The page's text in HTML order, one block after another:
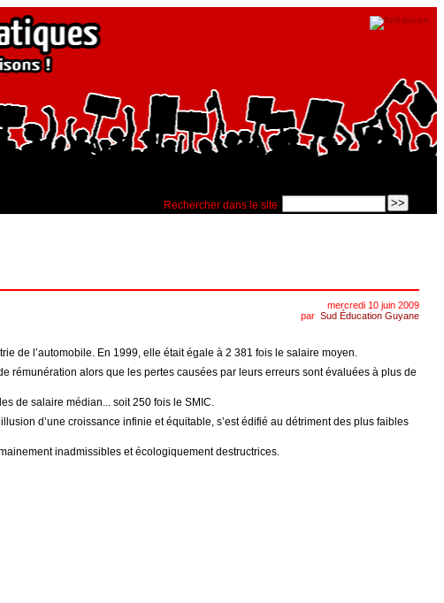
Rechercher dans le site
mercredi 10 juin 2009
par Sud Éducation Guyane
de l’automobile. En 1999, elle était égale à 2 381 fois le salaire moyen.
alors que les pertes causées par leurs erreurs sont évaluées à plus de
de salaire médian... soit 250 fois le SMIC.
d’une croissance infinie et équitable, s’est édifié au détriment des plus faibles
inadmissibles et écologiquement destructrices.